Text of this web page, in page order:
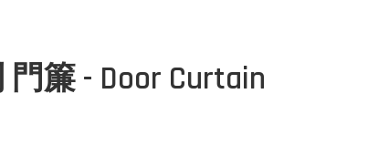
門簾 - Door Curtain